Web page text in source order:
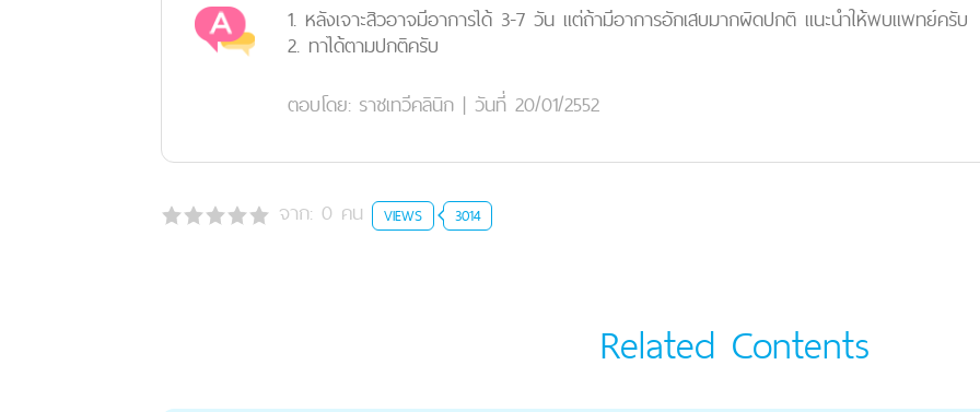
1. หลังเจาะสิวอาจมีอาการได้ 3-7 วัน แต่ถ้ามีอาการอักเสบมากผิดปกติ แนะนำให้พบแพทย์ครับ
2. ทาได้ตามปกติครับ
ตอบโดย: ราชเทวีคลินิก | วันที่ 20/01/2552
จาก: 0 คน VIEWS 3014
Related Contents